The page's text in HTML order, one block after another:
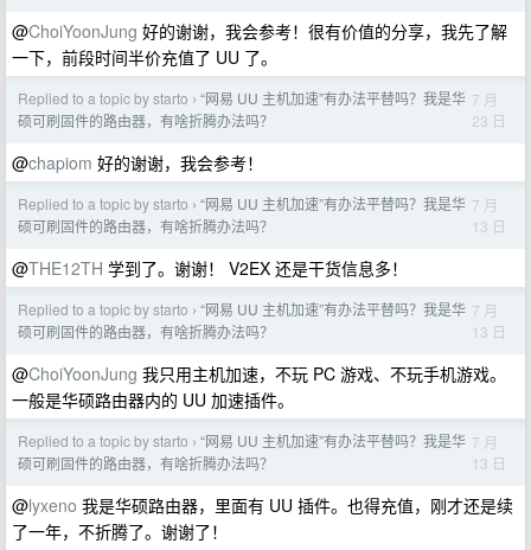
@ChoiYoonJung 好的谢谢，我会参考！很有价值的分享，我先了解
一下，前段时间半价充值了 UU 了。
Replied to a topic by starto › “网易 UU 主机加速”有办法平替吗？我是华
硕可刷固件的路由器，有啥折腾办法吗？
7 月
23 日
@chapiom 好的谢谢，我会参考！
Replied to a topic by starto › “网易 UU 主机加速”有办法平替吗？我是华
硕可刷固件的路由器，有啥折腾办法吗？
7 月
13 日
@THE12TH 学到了。谢谢！ V2EX 还是干货信息多！
Replied to a topic by starto › “网易 UU 主机加速”有办法平替吗？我是华
硕可刷固件的路由器，有啥折腾办法吗？
7 月
13 日
@ChoiYoonJung 我只用主机加速，不玩 PC 游戏、不玩手机游戏。
一般是华硕路由器内的 UU 加速插件。
Replied to a topic by starto › “网易 UU 主机加速”有办法平替吗？我是华
硕可刷固件的路由器，有啥折腾办法吗？
7 月
13 日
@lyxeno 我是华硕路由器，里面有 UU 插件。也得充值，刚才还是续
了一年，不折腾了。谢谢了！